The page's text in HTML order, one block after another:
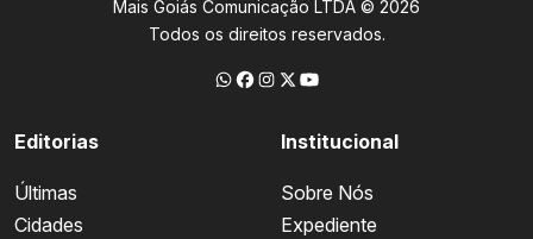
Mais Goiás Comunicação LTDA © 2026
Todos os direitos reservados.
Editorias
Últimas
Cidades
Institucional
Sobre Nós
Expediente